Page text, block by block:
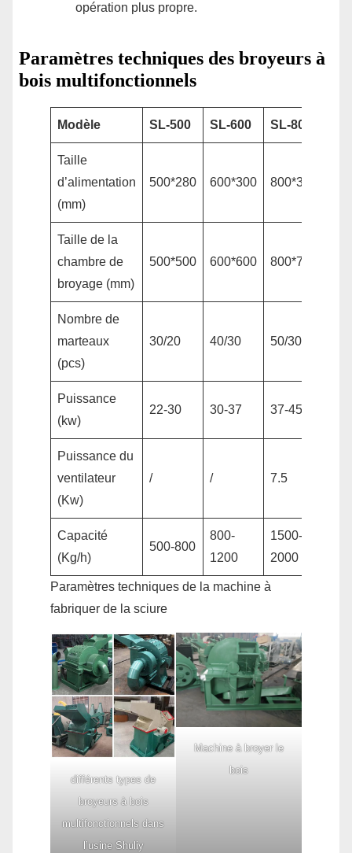
opération plus propre.
Paramètres techniques des broyeurs à
bois multifonctionnels
Modèle SL-500 SL-600 SL-800
Taille
d’alimentation
(mm)
500*280 600*300 800*350
Taille de la
chambre de
broyage (mm)
500*500 600*600 800*700
Nombre de
marteaux
(pcs)
30/20 40/30 50/30
Puissance
(kw)
22-30 30-37 37-45
Puissance du
ventilateur
(Kw)
/ / 7.5
Capacité
(Kg/h)
500-800
800-
1200
1500-
2000
Paramètres techniques de la machine à
fabriquer de la sciure
différents types de
broyeurs à bois
multifonctionnels dans
l’usine Shuliy
Machine à broyer le
bois